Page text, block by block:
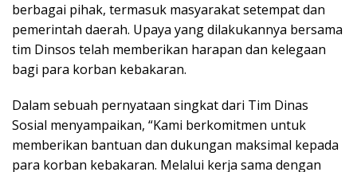
berbagai pihak, termasuk masyarakat setempat dan
pemerintah daerah. Upaya yang dilakukannya bersama
tim Dinsos telah memberikan harapan dan kelegaan
bagi para korban kebakaran.
Dalam sebuah pernyataan singkat dari Tim Dinas
Sosial menyampaikan, “Kami berkomitmen untuk
memberikan bantuan dan dukungan maksimal kepada
para korban kebakaran. Melalui kerja sama dengan